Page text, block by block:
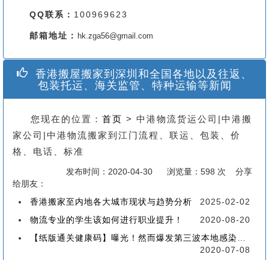
QQ联系： 100969623
邮箱地址： hk.zga56@gmail.com
香港搬屋搬家到深圳和全国各地以及往返、
包装托运、海关监管、特种运输等新闻
您现在的位置： 首页 > 中港物流货运公司|中港搬
家公司|中港物流搬家到江门流程、联运、包装、价
格、电话、标准
发布时间：2020-04-30 浏览量：598 次 分享
给朋友：
香港搬家至内地各大城市现状与趋势分析
2025-02-02
物流专业的学生该如何进行职业提升！
2020-08-20
【纸版通关健康码】曝光！然而爆发第三波本地感染，或再推迟启用！
2020-07-08